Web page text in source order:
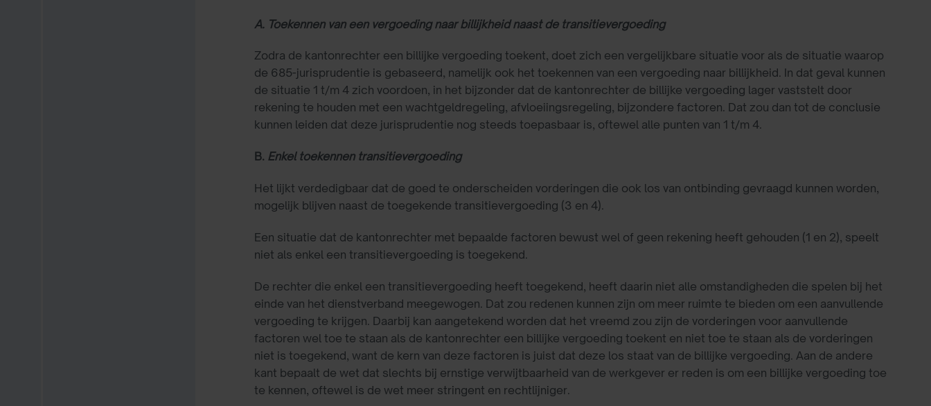
A. Toekennen van een vergoeding naar billijkheid naast de transitievergoeding
Zodra de kantonrechter een billijke vergoeding toekent, doet zich een vergelijkbare situatie voor als de situatie waarop
de 685-jurisprudentie is gebaseerd, namelijk ook het toekennen van een vergoeding naar billijkheid. In dat geval kunnen
de situatie 1 t/m 4 zich voordoen, in het bijzonder dat de kantonrechter de billijke vergoeding lager vaststelt door
rekening te houden met een wachtgeldregeling, afvloeiingsregeling, bijzondere factoren. Dat zou dan tot de conclusie
kunnen leiden dat deze jurisprudentie nog steeds toepasbaar is, oftewel alle punten van 1 t/m 4.
B. Enkel toekennen transitievergoeding
Het lijkt verdedigbaar dat de goed te onderscheiden vorderingen die ook los van ontbinding gevraagd kunnen worden,
mogelijk blijven naast de toegekende transitievergoeding (3 en 4).
Een situatie dat de kantonrechter met bepaalde factoren bewust wel of geen rekening heeft gehouden (1 en 2), speelt
niet als enkel een transitievergoeding is toegekend.
De rechter die enkel een transitievergoeding heeft toegekend, heeft daarin niet alle omstandigheden die spelen bij het
einde van het dienstverband meegewogen. Dat zou redenen kunnen zijn om meer ruimte te bieden om een aanvullende
vergoeding te krijgen. Daarbij kan aangetekend worden dat het vreemd zou zijn de vorderingen voor aanvullende
factoren wel toe te staan als de kantonrechter een billijke vergoeding toekent en niet toe te staan als de vorderingen
niet is toegekend, want de kern van deze factoren is juist dat deze los staat van de billijke vergoeding. Aan de andere
kant bepaalt de wet dat slechts bij ernstige verwijtbaarheid van de werkgever er reden is om een billijke vergoeding toe
te kennen, oftewel is de wet meer stringent en rechtlijniger.